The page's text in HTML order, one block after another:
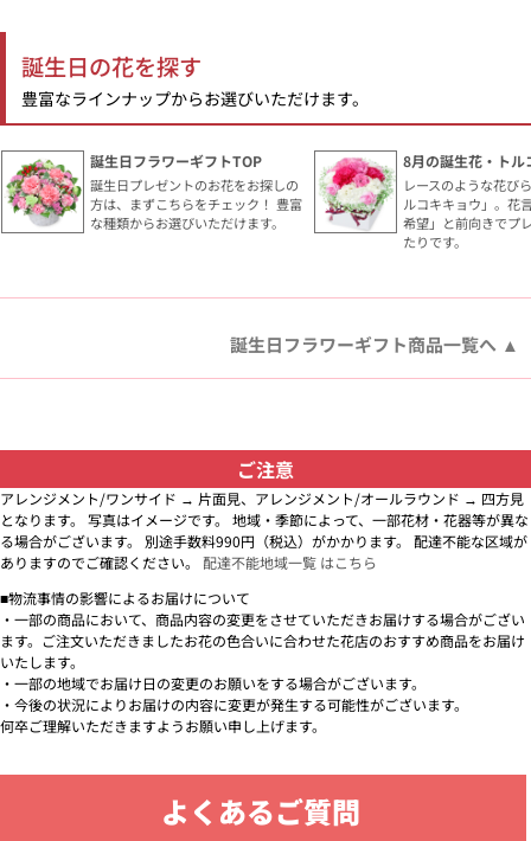
誕生日の花を探す
豊富なラインナップからお選びいただけます。
誕生日フラワーギフトTOP
誕生日プレゼントのお花をお探しの
方は、まずこちらをチェック！ 豊富
な種類からお選びいただけます。
8月の誕生花・トル
レースのような花び
ルコキキョウ」。花
希望」と前向きでプ
たりです。
誕生日フラワーギフト商品一覧へ
ご注意
アレンジメント/ワンサイド → 片面見、アレンジメント/オールラウンド → 四方見
となります。 写真はイメージです。 地域・季節によって、一部花材・花器等が異な
る場合がございます。 別途手数料990円（税込）がかかります。 配達不能な区域が
ありますのでご確認ください。 配達不能地域一覧 はこちら
■物流事情の影響によるお届けについて
・一部の商品において、商品内容の変更をさせていただきお届けする場合がござい
ます。ご注文いただきましたお花の色合いに合わせた花店のおすすめ商品をお届け
いたします。
・一部の地域でお届け日の変更のお願いをする場合がございます。
・今後の状況によりお届けの内容に変更が発生する可能性がございます。
何卒ご理解いただきますようお願い申し上げます。
よくあるご質問